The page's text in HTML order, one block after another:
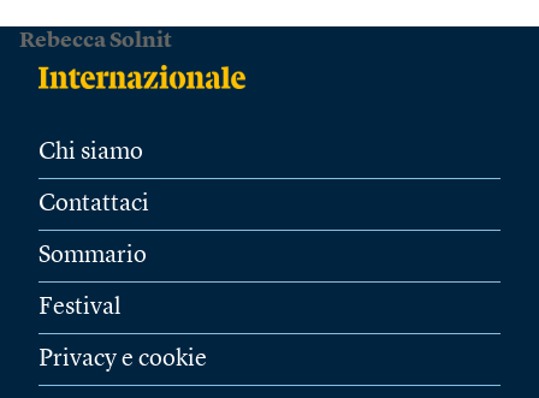
Rebecca Solnit
Chi siamo
Contattaci
Sommario
Festival
Privacy e cookie